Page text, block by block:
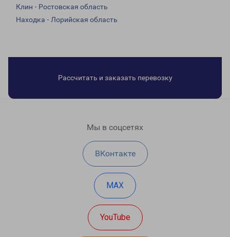
Клин - Ростовская область
Находка - Лорийская область
Рассчитать и заказать перевозку
Мы в соцсетях
ВКонтакте
MAX
YouTube